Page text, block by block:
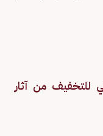
للتخفيف من آثار